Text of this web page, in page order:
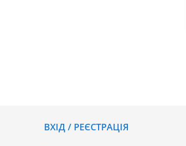
ВХІД / РЕЄСТРАЦІЯ